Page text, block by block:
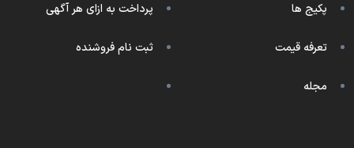
پکیج ها
تعرفه قیمت
مجله
پرداخت به ازای هر آگهی
ثبت نام فروشنده